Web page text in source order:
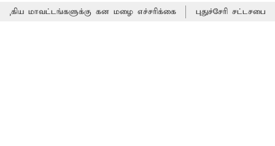
கன மழை எச்சரிக்கை புதுச்சேரி சட்டசபையில்